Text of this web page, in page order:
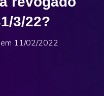
3/22?
em 11/02/2022